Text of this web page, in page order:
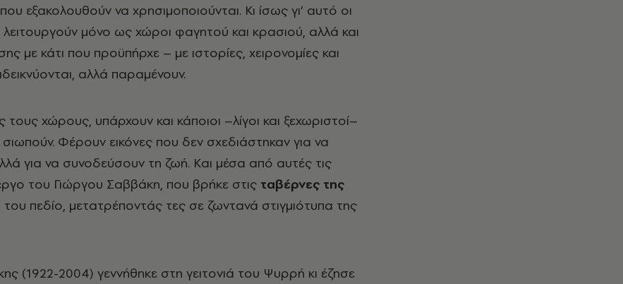
εξακολουθούν να χρησιμοποιούνται. Κι ίσως γι’ αυτό οι
λειτουργούν μόνο ως χώροι φαγητού και κρασιού, αλλά και
με κάτι που προϋπήρχε – με ιστορίες, χειρονομίες και
αλλά παραμένουν.
χώρους, υπάρχουν και κάποιοι –λίγοι και ξεχωριστοί–
σιωπούν. Φέρουν εικόνες που δεν σχεδιάστηκαν για να
για να συνοδεύσουν τη ζωή. Και μέσα από αυτές τις
του Γιώργου Σαββάκη, που βρήκε στις ταβέρνες της
πεδίο, μετατρέποντάς τες σε ζωντανά στιγμιότυπα της
(1922-2004) γεννήθηκε στη γειτονιά του Ψυρρή κι έζησε